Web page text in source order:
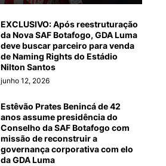
EXCLUSIVO: Após reestruturação
da Nova SAF Botafogo, GDA Luma
deve buscar parceiro para venda
de Naming Rights do Estádio
Nilton Santos
junho 12, 2026
Estêvão Prates Benincá de 42
anos assume presidência do
Conselho da SAF Botafogo com
missão de reconstruir a
governança corporativa com elo
da GDA Luma